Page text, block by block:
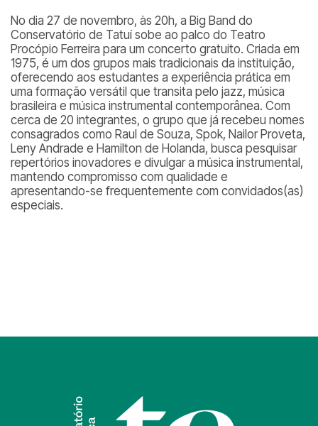
No dia 27 de novembro, às 20h, a Big Band do
Conservatório de Tatuí sobe ao palco do Teatro
Procópio Ferreira para um concerto gratuito. Criada em
1975, é um dos grupos mais tradicionais da instituição,
oferecendo aos estudantes a experiência prática em
uma formação versátil que transita pelo jazz, música
brasileira e música instrumental contemporânea. Com
cerca de 20 integrantes, o grupo que já recebeu nomes
consagrados como Raul de Souza, Spok, Nailor Proveta,
Leny Andrade e Hamilton de Holanda, busca pesquisar
repertórios inovadores e divulgar a música instrumental,
mantendo compromisso com qualidade e
apresentando-se frequentemente com convidados(as)
especiais.